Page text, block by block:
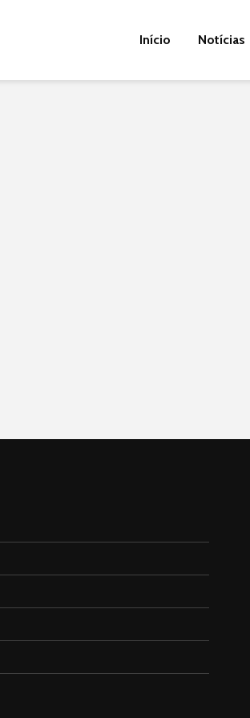
Início Notícias